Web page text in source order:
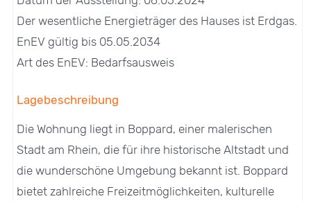
Der wesentliche Energieträger des Hauses ist Erdgas.
EnEV gültig bis 05.05.2034
Art des EnEV: Bedarfsausweis
Lagebeschreibung
Die Wohnung liegt in Boppard, einer malerischen
Stadt am Rhein, die für ihre historische Altstadt und
die wunderschöne Umgebung bekannt ist. Boppard
bietet zahlreiche Freizeitmöglichkeiten, kulturelle